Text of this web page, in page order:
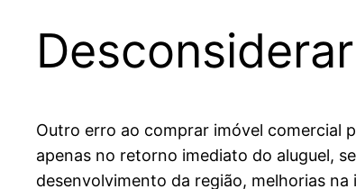
Outro erro ao comprar imóvel comercial
apenas no retorno imediato do aluguel,
desenvolvimento da região, melhorias